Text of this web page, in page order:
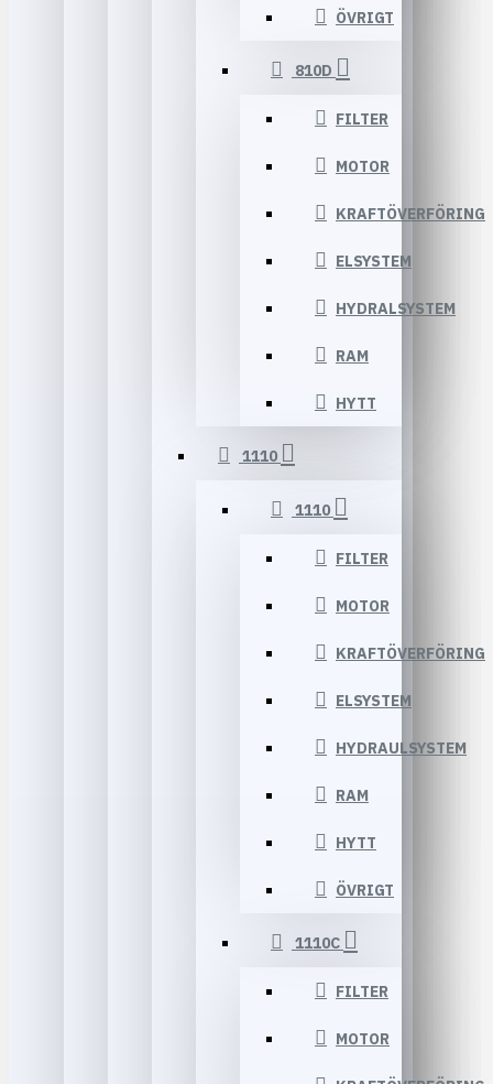
ÖVRIGT
810D
FILTER
MOTOR
KRAFTÖVERFÖRING
ELSYSTEM
HYDRALSYSTEM
RAM
HYTT
1110
1110
FILTER
MOTOR
KRAFTÖVERFÖRING
ELSYSTEM
HYDRAULSYSTEM
RAM
HYTT
ÖVRIGT
1110C
FILTER
MOTOR